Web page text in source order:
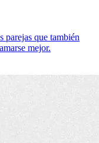
parejas que también
mejor.